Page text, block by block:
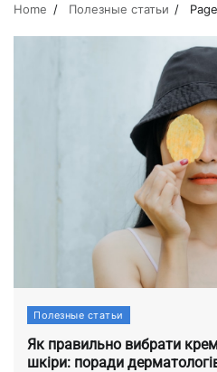
Home Полезные статьи
Полезные статьи
Як правильно вибрати
шкіри: поради